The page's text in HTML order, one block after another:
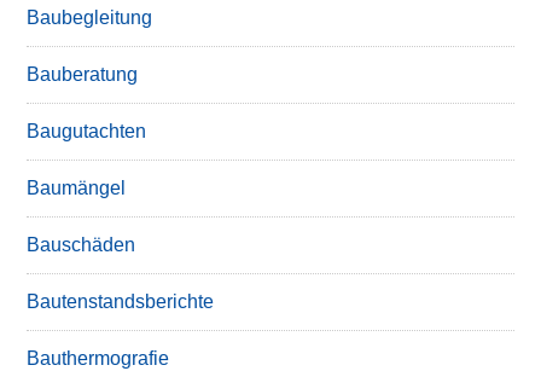
Baubegleitung
Bauberatung
Baugutachten
Baumängel
Bauschäden
Bautenstandsberichte
Bauthermografie